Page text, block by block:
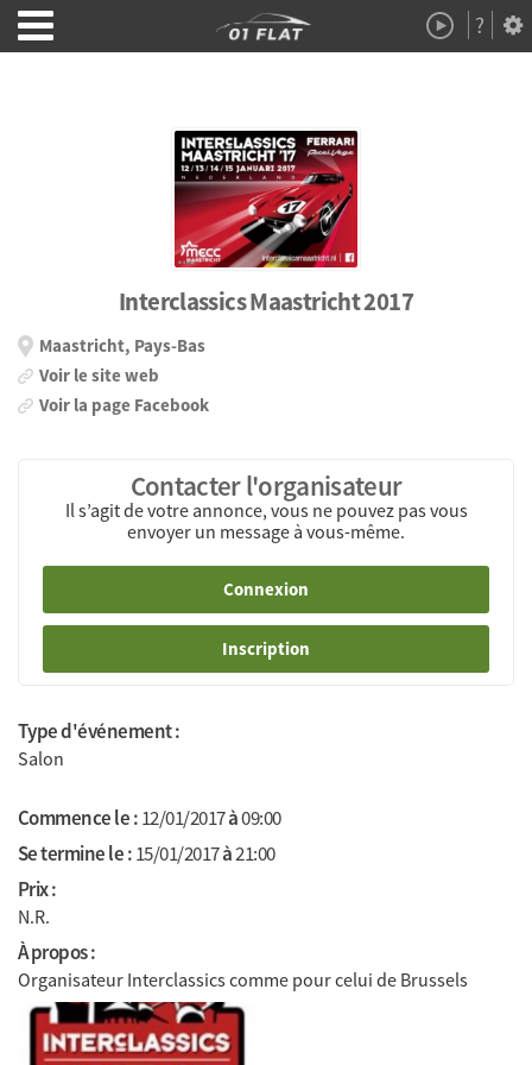
?
Démo
Interclassics Maastricht 2017
Maastricht, Pays-Bas
Voir le site web
Voir la page Facebook
Contacter l'organisateur
Il s’agit de votre annonce, vous ne pouvez pas vous
envoyer un message à vous-même.
Connexion
Inscription
Type d'événement :
Salon
Commence le :12/01/2017à09:00
Se termine le :15/01/2017à21:00
Prix :
N.R.
À propos :
Organisateur Interclassics comme pour celui de Brussels